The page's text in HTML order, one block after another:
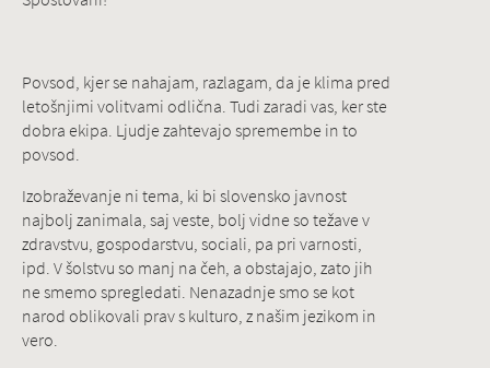
Povsod, kjer se nahajam, razlagam, da je klima pred
letošnjimi volitvami odlična. Tudi zaradi vas, ker ste
dobra ekipa. Ljudje zahtevajo spremembe in to
povsod.
Izobraževanje ni tema, ki bi slovensko javnost
najbolj zanimala, saj veste, bolj vidne so težave v
zdravstvu, gospodarstvu, sociali, pa pri varnosti,
ipd. V šolstvu so manj na čeh, a obstajajo, zato jih
ne smemo spregledati. Nenazadnje smo se kot
narod oblikovali prav s kulturo, z našim jezikom in
vero.